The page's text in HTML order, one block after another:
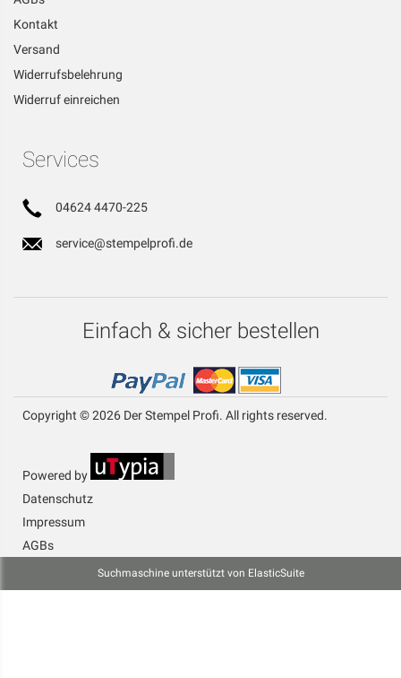
Kontakt
Versand
Widerrufsbelehrung
Widerruf einreichen
Services
04624 4470-225
service@stempelprofi.de
Einfach & sicher bestellen
Copyright © 2026 Der Stempel Profi. All rights reserved.
Powered by
Datenschutz
Impressum
AGBs
Suchmaschine unterstützt von ElasticSuite